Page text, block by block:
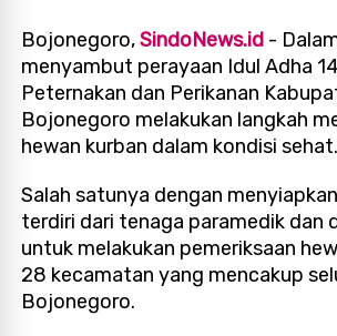
Bojonegoro,SindoNews.id -
menyambut perayaan Idul Adha
Peternakan dan Perikanan
Bojonegoro melakukan langkah
hewan kurban dalam kondisi sehat.
Salah satunya dengan
terdiri dari tenaga paramedik dan
untuk melakukan pemeriksaan
28 kecamatan yang mencakup
Bojonegoro.